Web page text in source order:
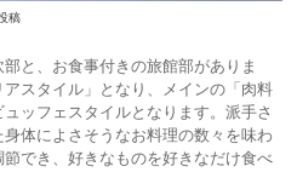
稿
と、お食事付きの旅館部がありま
スタイル」となり、メインの「肉料
ッフェスタイルとなります。派手さ
体によさそうなお料理の数々を味わ
でき、好きなものを好きなだけ食べ